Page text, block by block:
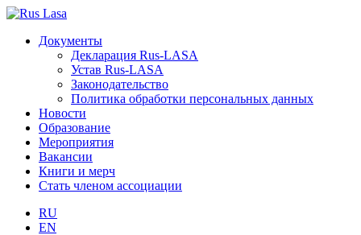
Документы
Декларация Rus-LASA
Устав Rus-LASA
Законодательство
Политика обработки персональных данных
Новости
Образование
Мероприятия
Вакансии
Книги и мерч
Стать членом ассоциации
RU
EN